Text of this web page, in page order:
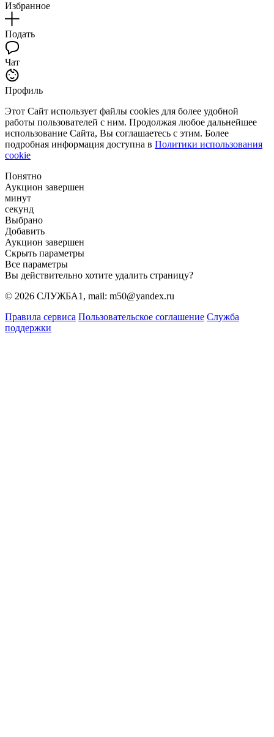
Избранное
Подать
Чат
Профиль
Этот Сайт использует файлы cookies для более удобной
работы пользователей с ним. Продолжая любое дальнейшее
использование Сайта, Вы соглашаетесь с этим. Более
подробная информация доступна в Политики использования
cookie
Понятно
Аукцион завершен
минут
секунд
Выбрано
Добавить
Аукцион завершен
Скрыть параметры
Все параметры
Вы действительно хотите удалить страницу?
© 2026 СЛУЖБА1, mail: m50@yandex.ru
Правила сервиса Пользовательское соглашение Служба
поддержки